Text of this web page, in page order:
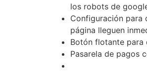
los robots de
Configuración para
página lleguen
Botón flotante para
Pasarela de pagos